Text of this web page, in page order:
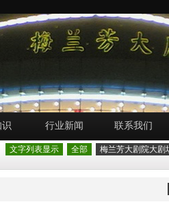
行业新闻 联系我们
文字列表显示 全部 梅兰芳大剧院大剧